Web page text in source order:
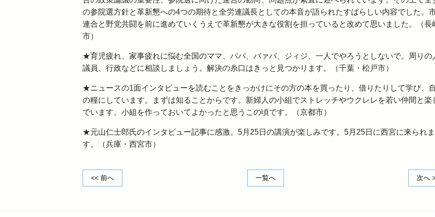
の参院選方針と革新懇への4つの期待と全労連議長としての本音が語られたすばらしい内容でした。
連合と野党共闘を前に進めていくうえで革新懇が大きな役割を担っていると改めて思いました。（長
市）
★育児疲れ、家事疲れに悩む全国のママ、パパ、バァバ、ジィジ、一人でやろうとしないで。周りの
議員、行政などに相談しましょう。解決の糸口はきっと見つかります。（千葉・松戸市）
★ニュースの1面インタビューを読むことをきっかけにその方の本を買ったり、借りたりして学び、
の糧にしています。まずは知ることからです。新婦人の小組でストレッチやウクレレを若い仲間と楽
でいます。小組を作っておいてよかったと思うこの頃です。（京都市）
★元山仁士郎氏のインタビュー記事に感激。5月25日の講演が楽しみです。5月25日に西宮に来られま
す。（兵庫・西宮市）
<< 前へ 一覧へ 次へ